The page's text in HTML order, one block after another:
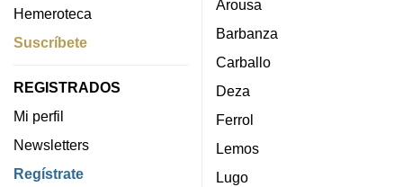
Hemeroteca
Suscríbete
REGISTRADOS
Mi perfil
Newsletters
Regístrate
Arousa
Barbanza
Carballo
Deza
Ferrol
Lemos
Lugo